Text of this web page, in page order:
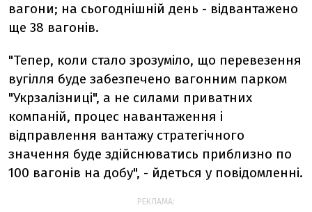
вагони; на сьогоднішній день - відвантажено
ще 38 вагонів.
"Тепер, коли стало зрозуміло, що перевезення
вугілля буде забезпечено вагонним парком
"Укрзалізниці", а не силами приватних
компаній, процес навантаження і
відправлення вантажу стратегічного
значення буде здійснюватись приблизно по
100 вагонів на добу", - йдеться у повідомленні.
РЕКЛАМА: